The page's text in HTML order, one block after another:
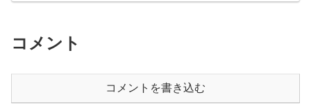
コメント
コメントを書き込む